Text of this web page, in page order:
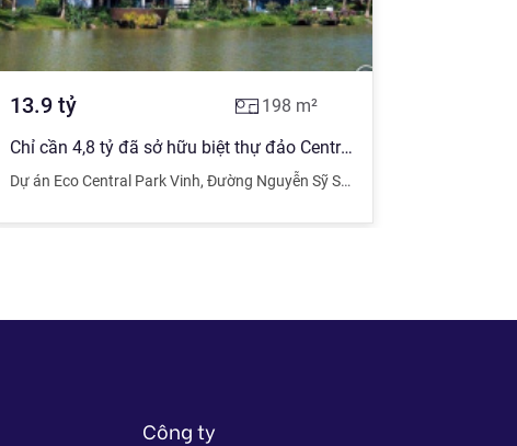
13.9 tỷ 198 m²
Chỉ cần 4,8 tỷ đã sở hữu biệt thự đảo Central Island - Eco Central Park
Dự án Eco Central Park Vinh, Đường Nguyễn Sỹ Sách
Công ty